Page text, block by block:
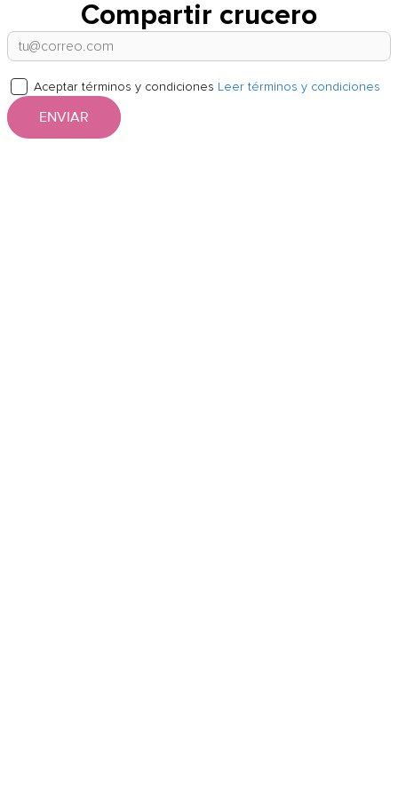
Compartir crucero
Aceptar términos y condiciones Leer términos y condiciones
ENVIAR